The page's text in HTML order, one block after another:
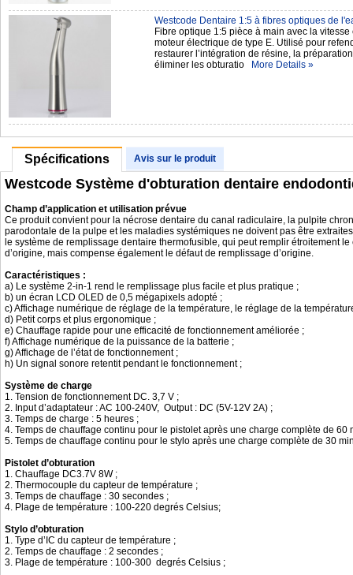
Westcode Dentaire 1:5 à fibres optiques de
Fibre optique 1:5 pièce à main avec la
moteur électrique de type E. Utilisé pour
restaurer l’intégration de résine, la
éliminer les obturatio
More Details »
Spécifications Avis sur le produit
Westcode Système d'obturation dentaire
Champ d’application et utilisation prévue
Ce produit convient pour la nécrose dentaire du canal radiculaire, la pulpite
parodontale de la pulpe et les maladies systémiques ne doivent pas être
le système de remplissage dentaire thermofusible, qui peut remplir étroitement
d’origine, mais compense également le défaut de remplissage d’origine.
Caractéristiques :
a) Le système 2-in-1 rend le remplissage plus facile et plus pratique ;
b) un écran LCD OLED de 0,5 mégapixels adopté ;
c) Affichage numérique de réglage de la température, le réglage de la
d) Petit corps et plus ergonomique ;
e) Chauffage rapide pour une efficacité de fonctionnement améliorée ;
f) Affichage numérique de la puissance de la batterie ;
g) Affichage de l’état de fonctionnement ;
h) Un signal sonore retentit pendant le fonctionnement ;
Système de charge
1. Tension de fonctionnement DC. 3,7 V ;
2. Input d’adaptateur : AC 100-240V, Output : DC (5V-12V 2A) ;
3. Temps de charge : 5 heures ;
4. Temps de chauffage continu pour le pistolet après une charge complète de 60
5. Temps de chauffage continu pour le stylo après une charge complète de 30
Pistolet d’obturation
1. Chauffage DC3.7V 8W ;
2. Thermocouple du capteur de température ;
3. Temps de chauffage : 30 secondes ;
4. Plage de température : 100-220 degrés Celsius;
Stylo d’obturation
1. Type d’IC du capteur de température ;
2. Temps de chauffage : 2 secondes ;
3. Plage de température : 100-300 degrés Celsius ;